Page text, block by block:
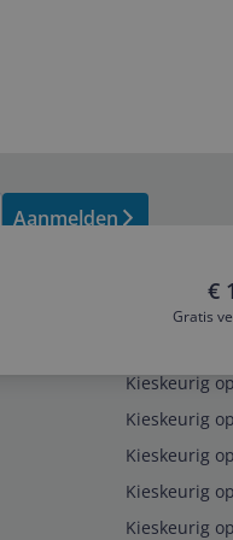
€
Gratis
Aanmelden
Kieskeurig
Kieskeurig
Kieskeurig
Kieskeurig
Kieskeurig